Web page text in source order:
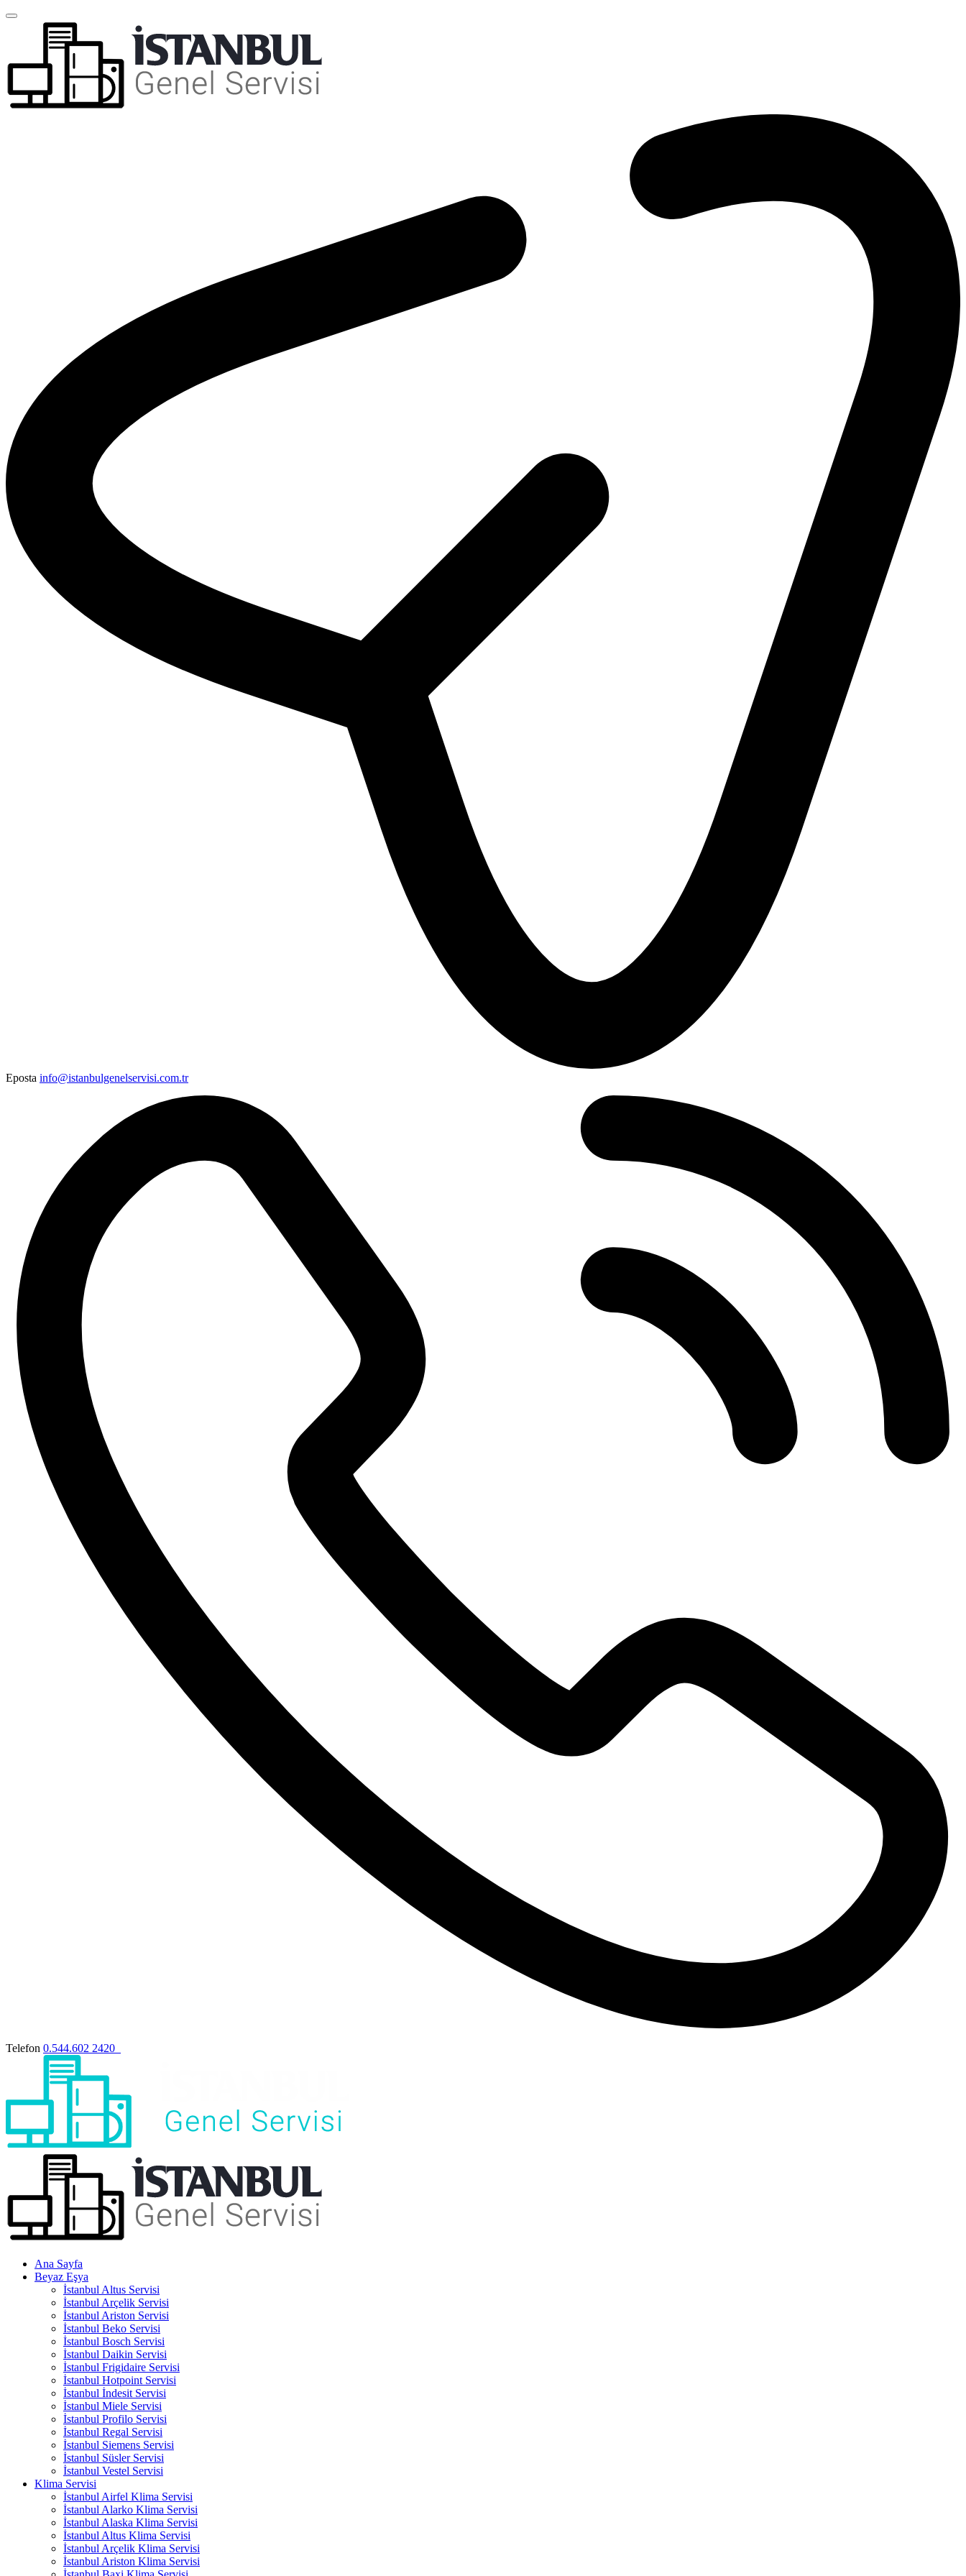
Eposta info@istanbulgenelservisi.com.tr
Telefon 0.544.602 2420
Ana Sayfa
Beyaz Eşya
İstanbul Altus Servisi
İstanbul Arçelik Servisi
İstanbul Ariston Servisi
İstanbul Beko Servisi
İstanbul Bosch Servisi
İstanbul Daikin Servisi
İstanbul Frigidaire Servisi
İstanbul Hotpoint Servisi
İstanbul İndesit Servisi
İstanbul Miele Servisi
İstanbul Profilo Servisi
İstanbul Regal Servisi
İstanbul Siemens Servisi
İstanbul Süsler Servisi
İstanbul Vestel Servisi
Klima Servisi
İstanbul Airfel Klima Servisi
İstanbul Alarko Klima Servisi
İstanbul Alaska Klima Servisi
İstanbul Altus Klima Servisi
İstanbul Arçelik Klima Servisi
İstanbul Ariston Klima Servisi